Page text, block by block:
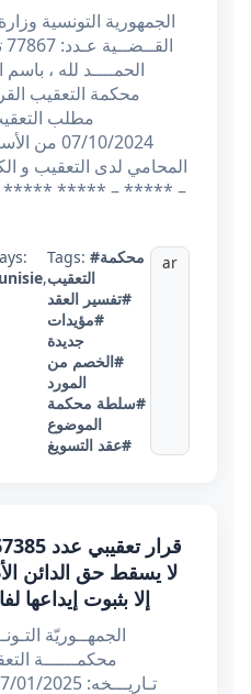
الجمهورية التونسية
الحمــــد لله ،
محكمة التعقيب
07/10/
المحامي لدى التعقيب
***** ***** ـ نيابة عن : شركة ***** – ***** –
,
Tags: #محكمة
التعقيب
#تفسير العقد
#مؤيدات
جديدة
#الخصم من
المورد
#سلطة محكمة
الموضوع
#عقد التسويغ
ar
لا يسقط حق الدائن
إلا بثبوت إيداعها
الجمهــوريّة